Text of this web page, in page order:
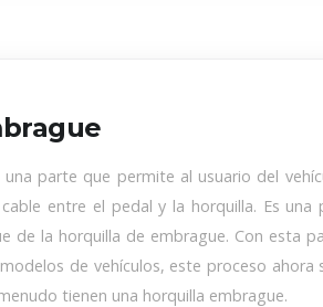
una parte que permite al usuario del
entre el pedal y la horquilla. Es
de la horquilla de embrague. Con esta
de vehículos, este proceso
tienen una horquilla embrague.